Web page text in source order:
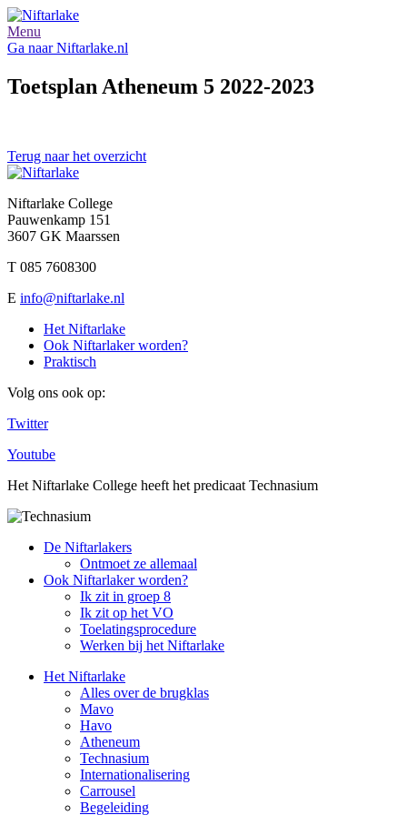
Menu
Ga naar Niftarlake.nl
Toetsplan Atheneum 5 2022-2023
Terug naar het overzicht
Niftarlake College
Pauwenkamp 151
3607 GK Maarssen
T 085 7608300
E info@niftarlake.nl
Het Niftarlake
Ook Niftarlaker worden?
Praktisch
Volg ons ook op:
Twitter
Youtube
Het Niftarlake College heeft het predicaat Technasium
De Niftarlakers
Ontmoet ze allemaal
Ook Niftarlaker worden?
Ik zit in groep 8
Ik zit op het VO
Toelatingsprocedure
Werken bij het Niftarlake
Het Niftarlake
Alles over de brugklas
Mavo
Havo
Atheneum
Technasium
Internationalisering
Carrousel
Begeleiding